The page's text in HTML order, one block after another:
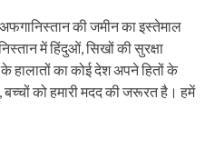
की जमीन का इस्तेमाल
में हिंदुओं, सिखों की सुरक्षा
हालातों का कोई देश अपने हितों के
को हमारी मदद की जरूरत है। हमें